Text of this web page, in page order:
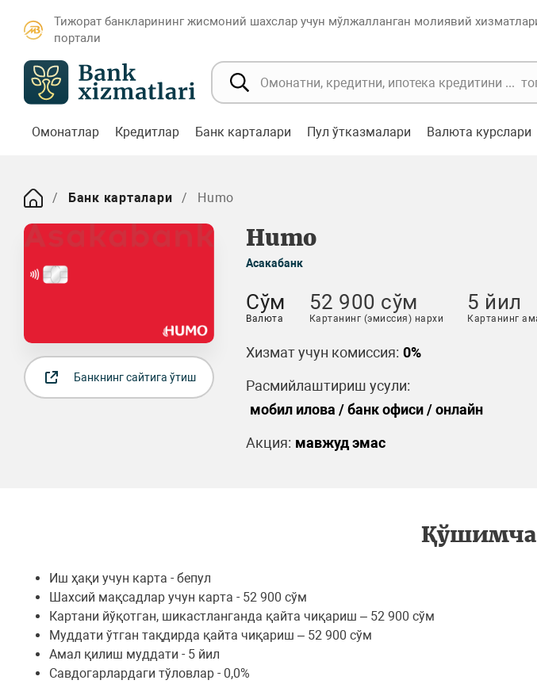
Тижорат банкларининг жисмоний шахслар учун мўлжалланган молиявий
портали
Омонатлар Кредитлар Банк карталари Пул ўтказмалари Валюта курслари
Банк карталари Humo
Humo
Асакабанк
Банкнинг сайтига ўтиш
Сўм
Валюта
52 900 сўм
Картанинг (эмиссия) нархи
5 йил
Картанинг
Хизмат учун комиссия: 0%
Расмийлаштириш усули:
мобил илова / банк офиси / онлайн
Акция: мавжуд эмас
Қўшимча
Иш ҳақи учун карта - бепул
Шахсий мақсадлар учун карта - 52 900 сўм
Картани йўқотган, шикастланганда қайта чиқариш – 52 900 сўм
Муддати ўтган тақдирда қайта чиқариш – 52 900 сўм
Амал қилиш муддати - 5 йил
Савдогарлардаги тўловлар - 0,0%